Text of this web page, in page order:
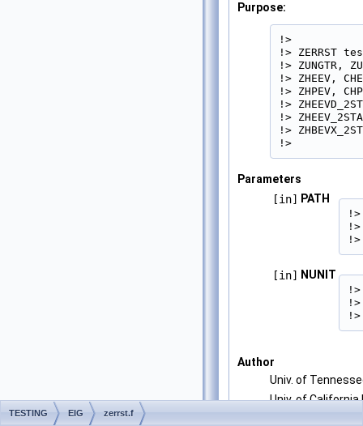
Purpose:
!>
!> ZERRST
!> ZUNGTR,
!> ZHEEV,
!> ZHPEV,
!>
!>
!>
!>
Parameters
[in]
PATH
[in] NUNIT
Author
Univ. of
Univ. of California
TESTING EIG zerrst.f